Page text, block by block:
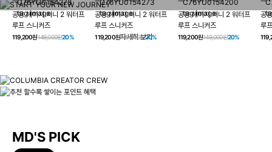
헤이지 져니 New 컬러 UP TO 20% OFF
자세히 보기
공용 헤이지 져니 2 워터프
루프 스니커즈
119,200원149,000원20%
공용 헤이지 져니 2 워터프
루프 스니커즈
119,200원149,000원20%
공용 헤이지 져니 2 워터프
루프 스니커즈
119,200원149,000원20%
공
루
MD'S PICK